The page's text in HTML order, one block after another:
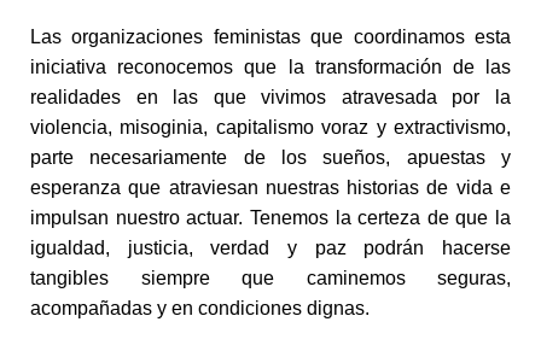
Las organizaciones feministas que coordinamos esta
iniciativa reconocemos que la transformación de las
realidades en las que vivimos atravesada por la
violencia, misoginia, capitalismo voraz y extractivismo,
parte necesariamente de los sueños, apuestas y
esperanza que atraviesan nuestras historias de vida e
impulsan nuestro actuar. Tenemos la certeza de que la
igualdad, justicia, verdad y paz podrán hacerse
tangibles siempre que caminemos seguras,
acompañadas y en condiciones dignas.